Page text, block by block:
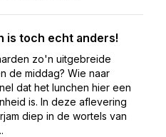
is toch echt anders!
zo'n uitgebreide
de middag? Wie naar
dat het lunchen hier een
is. In deze aflevering
diep in de wortels van